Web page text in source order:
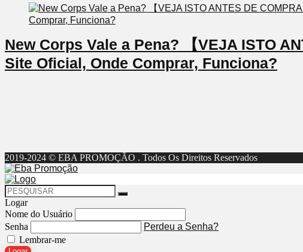
New Corps Vale a Pena? 【VEJA ISTO
Site Oficial, Onde Comprar, Funciona?
2019-2024 © EBA PROMOÇÃO . Todos Os Direitos Reservados
Logar
Nome do Usuário
Senha
Perdeu a Senha?
Lembrar-me